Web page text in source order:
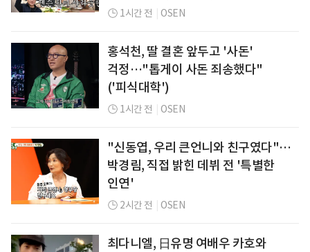
1시간 전 OSEN
홍석천, 딸 결혼 앞두고 '사돈'
걱정…"톱게이 사돈 죄송했다"
('피식대학')
1시간 전 OSEN
"신동엽, 우리 큰언니와 친구였다"…
박경림, 직접 밝힌 데뷔 전 '특별한
인연'
2시간 전 OSEN
최다니엘, 日유명 여배우 카호와